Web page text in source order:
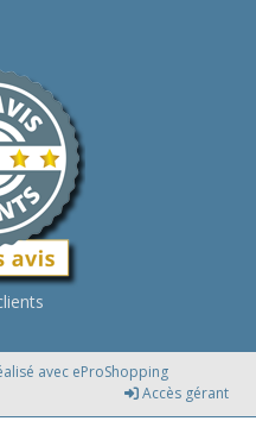
avec eProShopping
Accès gérant